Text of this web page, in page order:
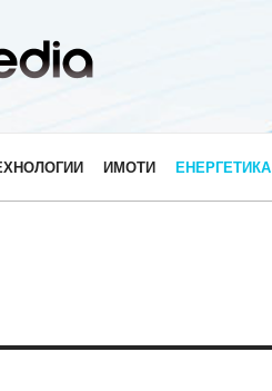
ИМОТИ ЕНЕРГЕТИКА